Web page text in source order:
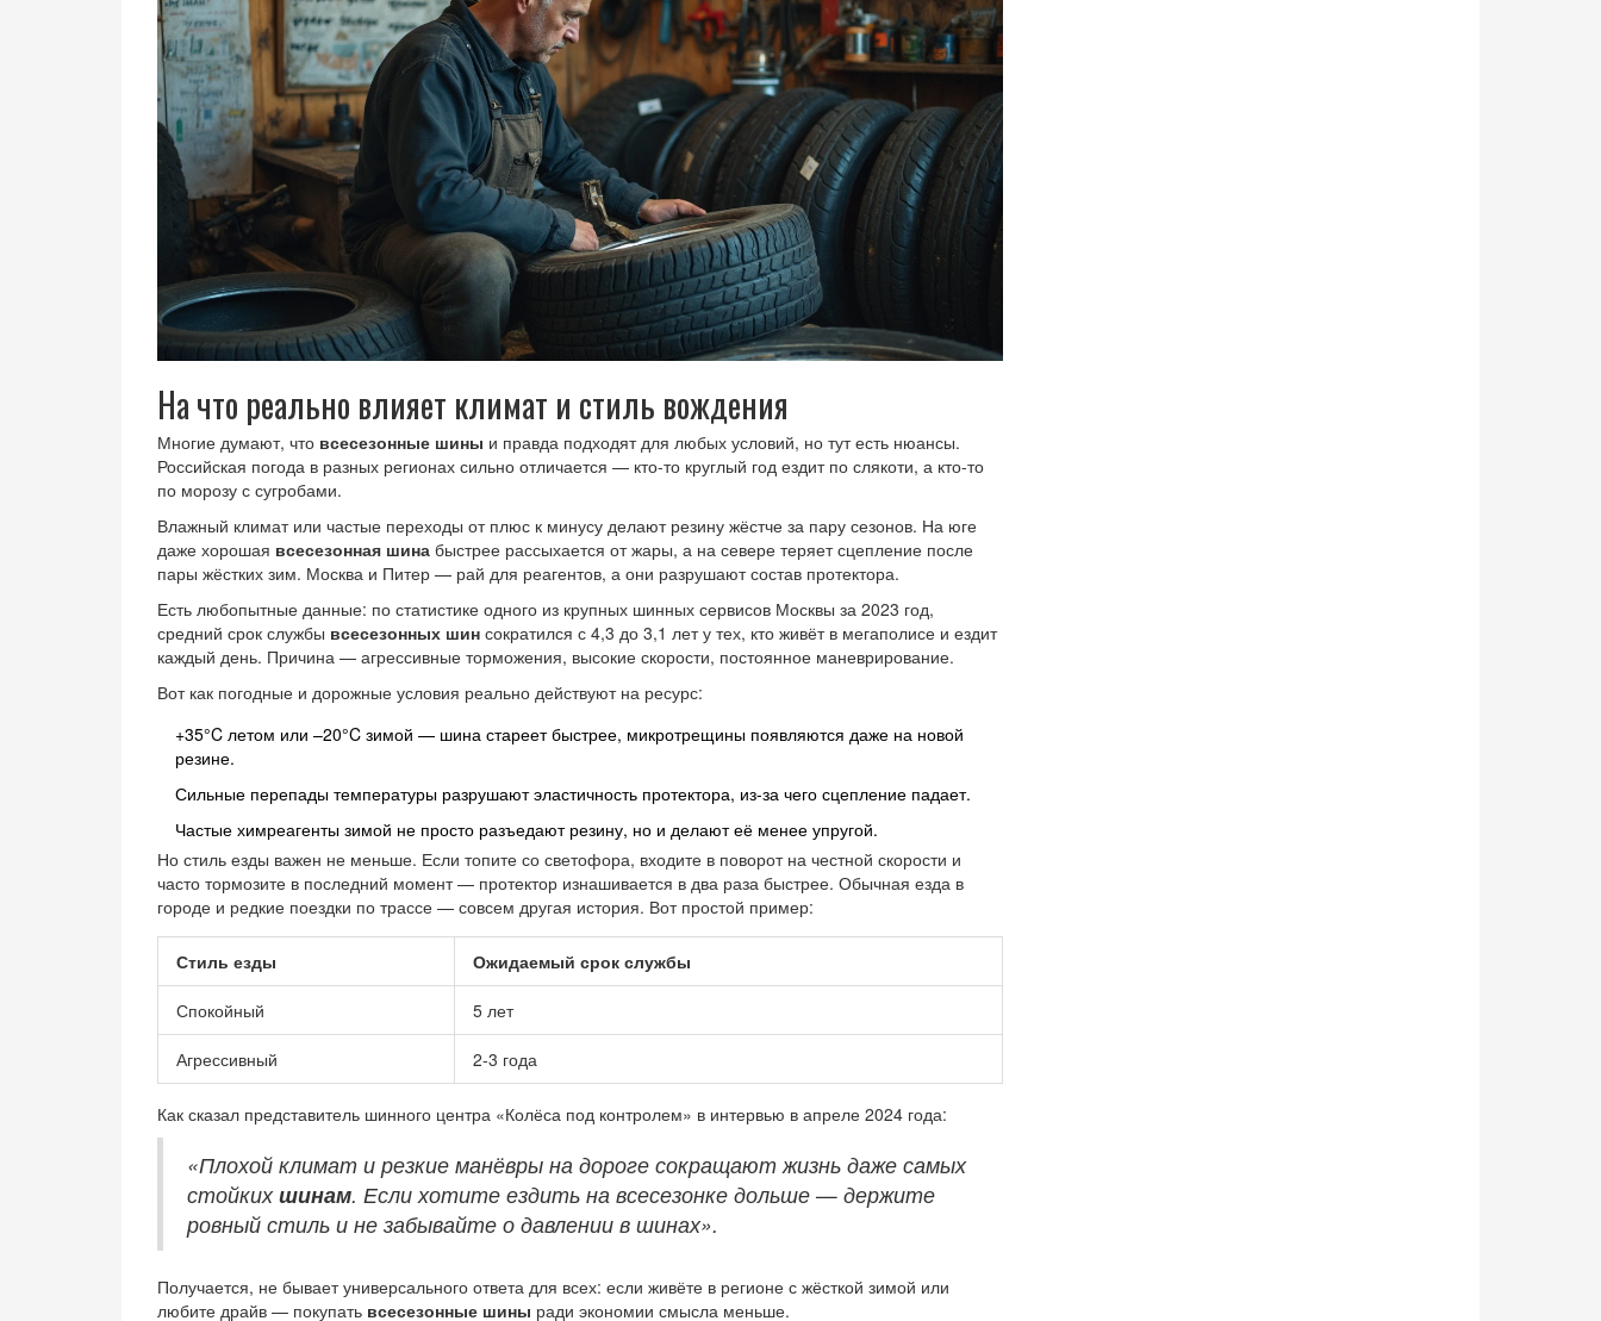
На что реально влияет климат и стиль вождения
Многие думают, что всесезонные шины и правда подходят для любых условий, но тут есть нюансы.
Российская погода в разных регионах сильно отличается — кто-то круглый год ездит по слякоти, а кто-то
по морозу с сугробами.
Влажный климат или частые переходы от плюс к минусу делают резину жёстче за пару сезонов. На юге
даже хорошая всесезонная шина быстрее рассыхается от жары, а на севере теряет сцепление после
пары жёстких зим. Москва и Питер — рай для реагентов, а они разрушают состав протектора.
Есть любопытные данные: по статистике одного из крупных шинных сервисов Москвы за 2023 год,
средний срок службы всесезонных шин сократился с 4,3 до 3,1 лет у тех, кто живёт в мегаполисе и ездит
каждый день. Причина — агрессивные торможения, высокие скорости, постоянное маневрирование.
Вот как погодные и дорожные условия реально действуют на ресурс:
+35°C летом или –20°C зимой — шина стареет быстрее, микротрещины появляются даже на новой
резине.
Сильные перепады температуры разрушают эластичность протектора, из-за чего сцепление падает.
Частые химреагенты зимой не просто разъедают резину, но и делают её менее упругой.
Но стиль езды важен не меньше. Если топите со светофора, входите в поворот на честной скорости и
часто тормозите в последний момент — протектор изнашивается в два раза быстрее. Обычная езда в
городе и редкие поездки по трассе — совсем другая история. Вот простой пример:
Стиль езды Ожидаемый срок службы
Спокойный 5 лет
Агрессивный 2-3 года
Как сказал представитель шинного центра «Колёса под контролем» в интервью в апреле 2024 года:
«Плохой климат и резкие манёвры на дороге сокращают жизнь даже самых
стойкихшинам. Если хотите ездить на всесезонке дольше — держите
ровный стиль и не забывайте о давлении в шинах».
Получается, не бывает универсального ответа для всех: если живёте в регионе с жёсткой зимой или
любите драйв — покупать всесезонные шины ради экономии смысла меньше.